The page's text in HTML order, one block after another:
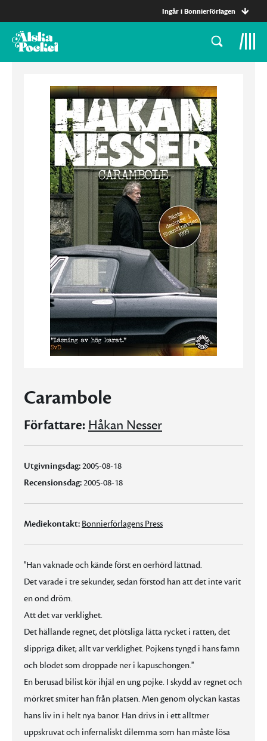
Ingår i Bonnierförlagen
Carambole
Författare: Håkan Nesser
Utgivningsdag:2005-08-18
Recensionsdag:2005-08-18
Mediekontakt: Bonnierförlagens Press
''Han vaknade och kände först en oerhörd lättnad.
Det varade i tre sekunder, sedan förstod han att det inte varit
en ond dröm.
Att det var verklighet.
Det hällande regnet, det plötsliga lätta rycket i ratten, det
slippriga diket; allt var verklighet. Pojkens tyngd i hans famn
och blodet som droppade ner i kapuschongen.''
En berusad bilist kör ihjäl en ung pojke. I skydd av regnet och
mörkret smiter han från platsen. Men genom olyckan kastas
hans liv in i helt nya banor. Han drivs in i ett alltmer
uppskruvat och infernaliskt dilemma som han måste lösa